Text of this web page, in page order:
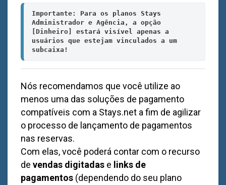
Importante: Para os planos Stays
Administrador e Agência, a opção
[Dinheiro] estará visível apenas a
usuários que estejam vinculados a um
subcaixa!
Nós recomendamos que você utilize ao
menos uma das soluções de pagamento
compatíveis com a Stays.net a fim de agilizar
o processo de lançamento de pagamentos
nas reservas.
Com elas, você poderá contar com o recurso
de vendas digitadas e links de
pagamentos (dependendo do seu plano